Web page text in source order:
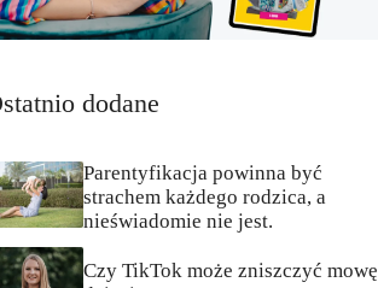
dodane
Parentyfikacja powinna być
strachem każdego rodzica, a
nieświadomie nie jest.
Czy TikTok może zniszczyć mowę